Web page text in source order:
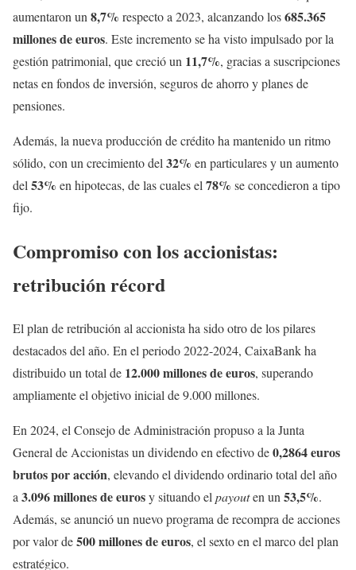
aumentaron un 8,7% respecto a 2023, alcanzando los685.365
millones de euros. Este incremento se ha visto impulsado por la
gestión patrimonial, que creció un 11,7%, gracias a suscripciones
netas en fondos de inversión, seguros de ahorro y planes de
pensiones.
Además, la nueva producción de crédito ha mantenido un ritmo
sólido, con un crecimiento del 32% en particulares y un aumento
del 53% en hipotecas, de las cuales el 78% se concedieron a tipo
fijo.
Compromiso con los accionistas:
retribución récord
El plan de retribución al accionista ha sido otro de los pilares
destacados del año. En el periodo 2022-2024, CaixaBank ha
distribuido un total de 12.000 millones de euros, superando
ampliamente el objetivo inicial de 9.000 millones.
En 2024, el Consejo de Administración propuso a la Junta
General de Accionistas un dividendo en efectivo de0,2864 euros
brutos por acción, elevando el dividendo ordinario total del año
a 3.096 millones de eurosy situando el payouten un 53,5%.
Además, se anunció un nuevo programa de recompra de acciones
por valor de500 millones de euros, el sexto en el marco del plan
estratégico.